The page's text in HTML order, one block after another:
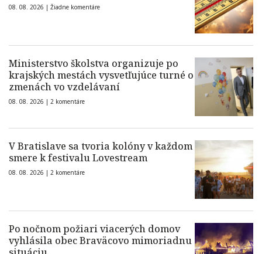
08. 08. 2026 | Žiadne komentáre
Ministerstvo školstva organizuje po
krajských mestách vysvetľujúce turné o
zmenách vo vzdelávaní
08. 08. 2026 | 2 komentáre
V Bratislave sa tvoria kolóny v každom
smere k festivalu Lovestream
08. 08. 2026 | 2 komentáre
Po nočnom požiari viacerých domov
vyhlásila obec Braväcovo mimoriadnu